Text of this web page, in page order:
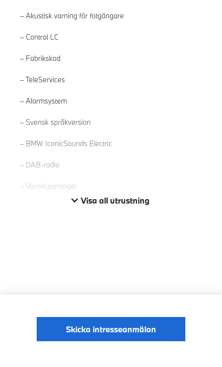
Akustisk varning för fotgängare
Control LC
Fabrikskod
TeleServices
Alarmsystem
Svensk språkversion
BMW IconicSounds Electric
DAB-radio
Varningstriangel
Visa all utrustning
Skicka intresseanmälan